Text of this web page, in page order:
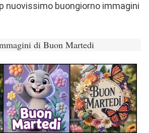
nuovissimo buongiorno immagini
di Buon Martedi